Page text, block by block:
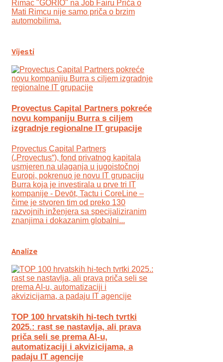
Rimac "GORIO" na Job Fairu Priča o
Mati Rimcu nije samo priča o brzim
automobilima.
Vijesti
Provectus Capital Partners pokreće
novu kompaniju Burra s ciljem
izgradnje regionalne IT grupacije
Provectus Capital Partners
(„Provectus“), fond privatnog kapitala
usmjeren na ulaganja u jugoistočnoj
Europi, pokrenuo je novu IT grupaciju
Burra koja je investirala u prve tri IT
kompanije - Devōt, Tactu i CoreLine –
čime je stvoren tim od preko 130
razvojnih inženjera sa specijaliziranim
znanjima i dokazanim globalni...
Analize
TOP 100 hrvatskih hi-tech tvrtki
2025.: rast se nastavlja, ali prava
priča seli se prema AI-u,
automatizaciji i akvizicijama, a
padaju IT agencije